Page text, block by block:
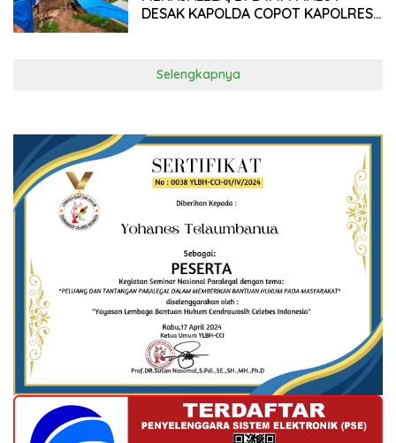
DESAK KAPOLDA COPOT KAPOLRES
Selengkapnya